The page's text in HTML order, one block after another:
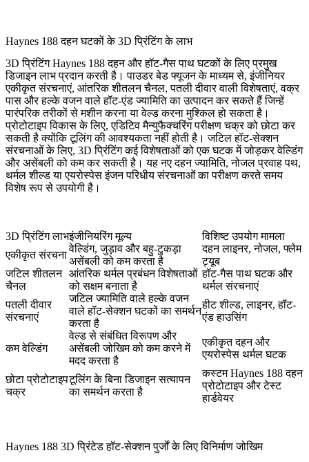
Haynes 188 दहन घटकों के 3D प्रिंटिंग के लाभ
3D प्रिंटिंग Haynes 188 दहन और हॉट-गैस पाथ घटकों के लिए प्रमुख
डिजाइन लाभ प्रदान करती है।पाउडर बेड फ्यूजनके माध्यम से, इंजीनियर
एकीकृत संरचनाएं, आंतरिक शीतलन चैनल, पतली दीवार वाली विशेषताएं, वक्र
पास और हल्के वजन वाले हॉट-एंड ज्यामिति का उत्पादन कर सकते हैं जिन्हें
पारंपरिक तरीकों से मशीन करना या वेल्ड करना मुश्किल हो सकता है।
प्रोटोटाइप विकास के लिए, एडिटिव मैन्युफैक्चरिंग परीक्षण चक्र को छोटा कर
सकती है क्योंकि टूलिंग की आवश्यकता नहीं होती है। जटिल हॉट-सेक्शन
संरचनाओं के लिए, 3D प्रिंटिंग कई विशेषताओं को एक घटक में जोड़कर वेल्डिंग
और असेंबली को कम कर सकती है। यह नए दहन ज्यामिति, नोजल प्रवाह पथ,
थर्मल शील्ड या एयरोस्पेस इंजन परिधीय संरचनाओं का परीक्षण करते समय
विशेष रूप से उपयोगी है।
3D प्रिंटिंग लाभइंजीनियरिंग मूल्य
विशिष्ट उपयोग मामला
एकीकृत संरचना
वेल्डिंग, जुड़ाव और बहु-टुकड़ा
असेंबली को कम करता है
दहन लाइनर, नोजल, फ्लेम
ट्यूब
जटिल शीतलन
चैनल
आंतरिक थर्मल प्रबंधन विशेषताओं
को सक्षम बनाता है
हॉट-गैस पाथ घटक और
थर्मल संरचनाएं
पतली दीवार
संरचनाएं
जटिल ज्यामिति वाले हल्के वजन
वाले हॉट-सेक्शन घटकों का समर्थन
करता है
हीट शील्ड, लाइनर, हॉट-
एंड हाउसिंग
कम वेल्डिंग
वेल्ड से संबंधित विरूपण और
असेंबली जोखिम को कम करने में
मदद करता है
एकीकृत दहन और
एयरोस्पेस थर्मल घटक
छोटा प्रोटोटाइप
चक्र
टूलिंग के बिना डिजाइन सत्यापन
का समर्थन करता है
कस्टम Haynes 188 दहन
प्रोटोटाइप और टेस्ट
हार्डवेयर
Haynes 188 3D प्रिंटेड हॉट-सेक्शन पुर्जों के लिए विनिर्माण जोखिम